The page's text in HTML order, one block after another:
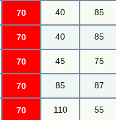
70 40 85
70 40 85
70 45 75
70 85 87
70 110 55